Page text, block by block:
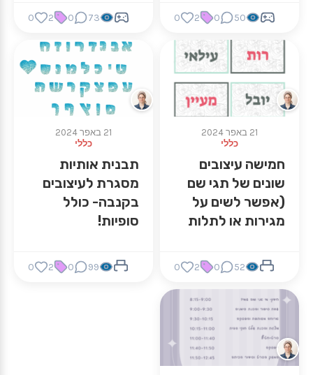
50
0
2
0
73
0
2
0
21 באפר 2024
כללי
חמישה עיצובים
שונים של תגי שם
(אפשר לשים על
מגירות או לתלות
הולדת/לוח
התנהגות), תבנית
לעריכה
52
0
2
0
21 באפר 2024
כללי
תבנית אותיות
מסגרת לעיצובים
בקנבה- כולל
סופיות!
99
0
2
0